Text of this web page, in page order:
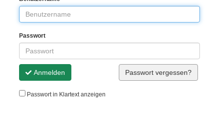
Passwort
Anmelden Passwort vergessen?
Passwort in Klartext anzeigen